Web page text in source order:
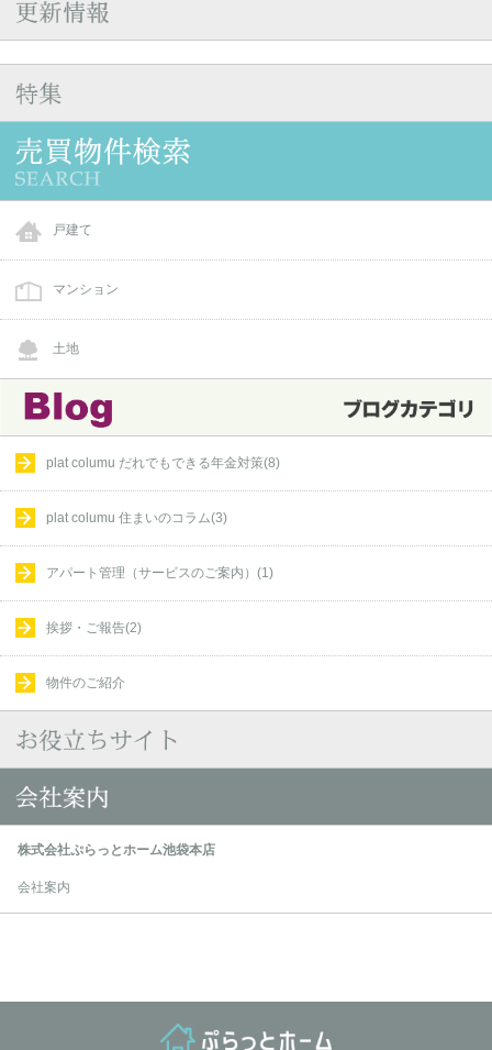
戸建て
マンション
土地
plat columu だれでもできる年金対策(8)
plat columu 住まいのコラム(3)
アパート管理（サービスのご案内）(1)
挨拶・ご報告(2)
物件のご紹介
株式会社ぷらっとホーム池袋本店
会社案内